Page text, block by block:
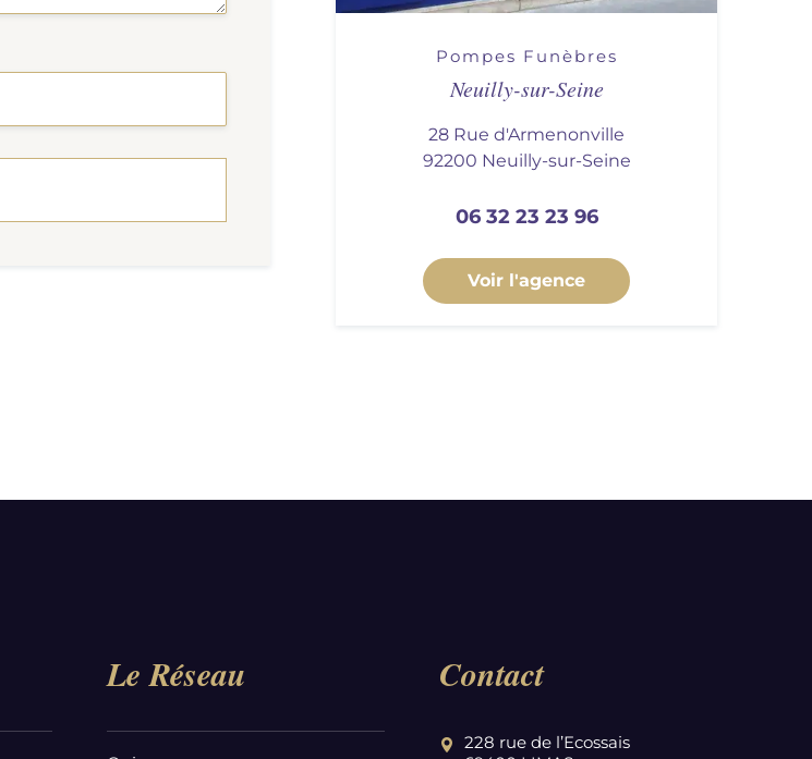
Pompes Funèbres
Neuilly-sur-Seine
28 Rue d'Armenonville
92200 Neuilly-sur-Seine
06 32 23 23 96
Voir l'agence
Le Réseau Contact
228 rue de l’Ecossais